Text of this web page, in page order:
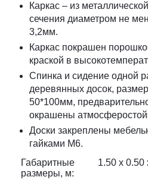
Каркас – из
сечения диаметром не
3,2мм.
Каркас покрашен
краской в
Спинка и сидение одной
деревянных досок,
50*100мм,
окрашены
Доски закреплены
гайками М6.
Габаритные
размеры, м:
1.50 х 0.50